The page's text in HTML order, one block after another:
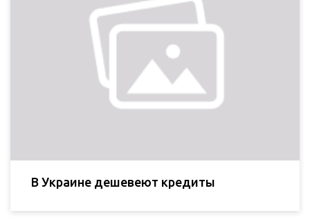
В Украине дешевеют кредиты